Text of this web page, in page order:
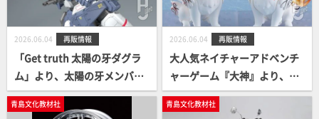
2026.06.04 再販情報
「Get truth 太陽の牙ダグラ
ム」より、太陽の牙メンバー
と共にビッグサイズプラモの
ダグラムが再登場！！
2026.06.04 再販情報
大人気ネイチャーアドベンチ
ャーゲーム『大神』より、
「アマテラス」「白野威」の
ねんどろいどが再販決定！
青島文化教材社 青島文化教材社